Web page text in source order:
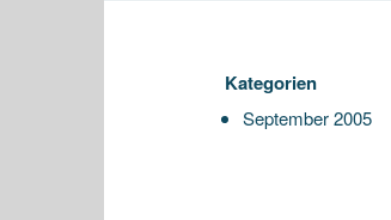
Kategorien
September 2005